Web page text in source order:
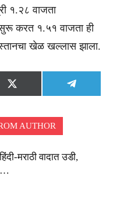
१.२८ वाजता
सुरू करत १.५१ वाजता ही
खेळ खल्लास झाला.
Share
on
X
(Twitter)
Share
on
AUTHOR
मराठी वादात उडी,